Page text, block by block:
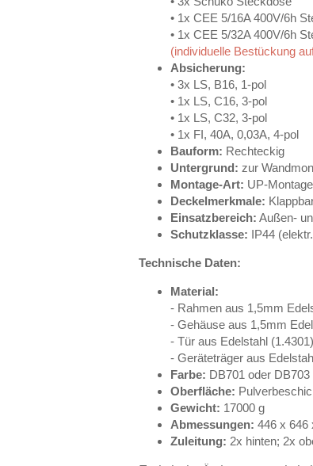
• 1x CEE 5/16A 400V/6h
• 1x CEE 5/32A 400V/6h
(individuelle Bestückung auf
Absicherung:
• 3x LS, B16, 1-pol
• 1x LS, C16, 3-pol
• 1x LS, C32, 3-pol
• 1x FI, 40A, 0,03A, 4-pol
Bauform: Rechteckig
Untergrund: zur
Montage-Art: UP-Montage
Deckelmerkmale:
Einsatzbereich: Außen-
Schutzklasse: IP44
Technische Daten:
Material:
- Rahmen aus 1,5mm
- Gehäuse aus 1,5mm
- Tür aus Edelstahl (1.4301)
- Geräteträger aus
Farbe: DB701 oder
Oberfläche:
Gewicht: 17000 g
Abmessungen: 446 x 646
Zuleitung: 2x hinten; 2x